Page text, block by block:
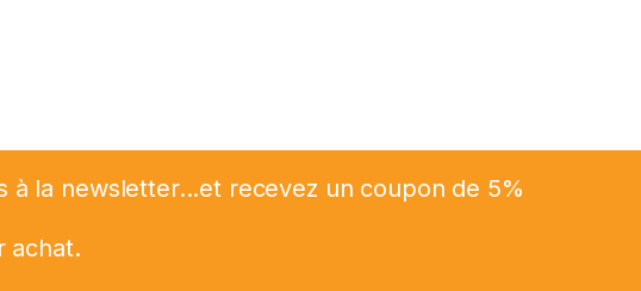
à la newsletter...et recevez un coupon de 5%
achat.